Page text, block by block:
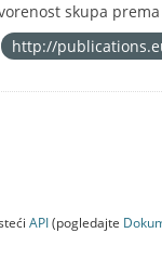
skupa
http://
API(pogledajte